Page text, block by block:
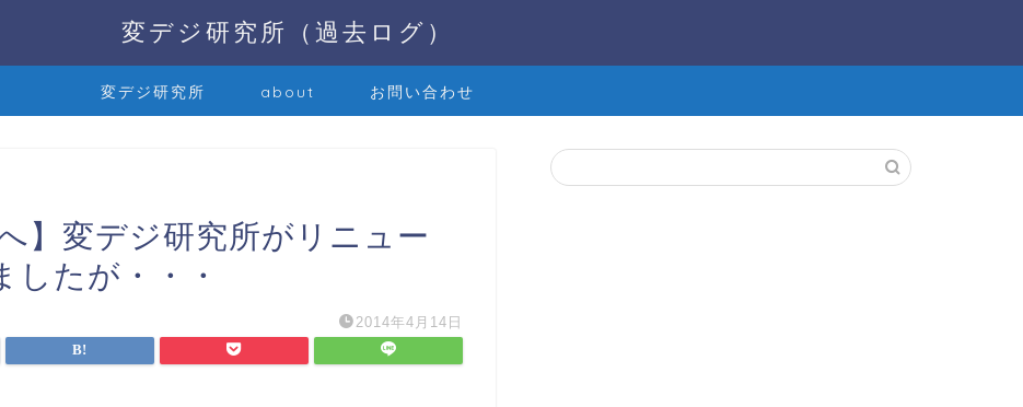
変デジ研究所（過去ログ）
変デジ研究所 about お問い合わせ
】変デジ研究所がリニュー
たが・・・
2014年4月14日